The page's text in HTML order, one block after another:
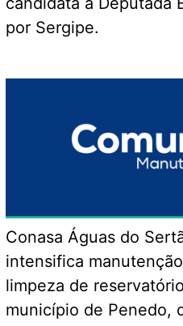
por Sergipe.
Conasa Águas do
intensifica
limpeza de
município de Penedo,